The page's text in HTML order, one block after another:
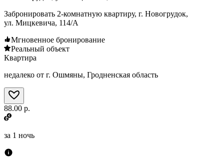
Забронировать 2-комнатную квартиру, г. Новогрудок,
ул. Мицкевича, 114/А
Мгновенное бронирование
Реальный объект
Квартира
недалеко от г. Ошмяны, Гродненская область
88.00 р.
за 1 ночь